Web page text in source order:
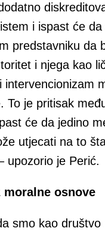
i ispast će
predstavniku da
i njega kao
intervencionizam
To je pritisak
će da jedino
utjecati na to
upozorio je Perić.
moralne osnove
smo kao društvo